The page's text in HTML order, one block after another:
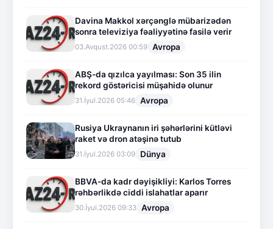
Davina Makkol xərçənglə mübarizədən
sonra televiziya fəaliyyətinə fasilə verir
03.Avqust.2026 00:59 Avropa
ABŞ-da qızılca yayılması: Son 35 ilin
rekord göstəricisi müşahidə olunur
31.İyul.2026 05:46 Avropa
Rusiya Ukraynanın iri şəhərlərini kütləvi
raket və dron atəşinə tutub
31.İyul.2026 03:09 Dünya
BBVA-da kadr dəyişikliyi: Karlos Torres
rəhbərlikdə ciddi islahatlar aparır
30.İyul.2026 09:33 Avropa